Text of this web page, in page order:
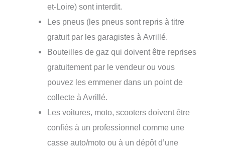
et-Loire) sont interdit.
Les pneus (les pneus sont repris à titre
gratuit par les garagistes à Avrillé.
Bouteilles de gaz qui doivent être reprises
gratuitement par le vendeur ou vous
pouvez les emmener dans un point de
collecte à Avrillé.
Les voitures, moto, scooters doivent être
confiés à un professionnel comme une
casse auto/moto ou à un dépôt d’une